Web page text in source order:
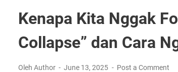
Kenapa Kita Nggak
Collapse” dan Cara
Oleh Author June 13, 2025 Post a Comment